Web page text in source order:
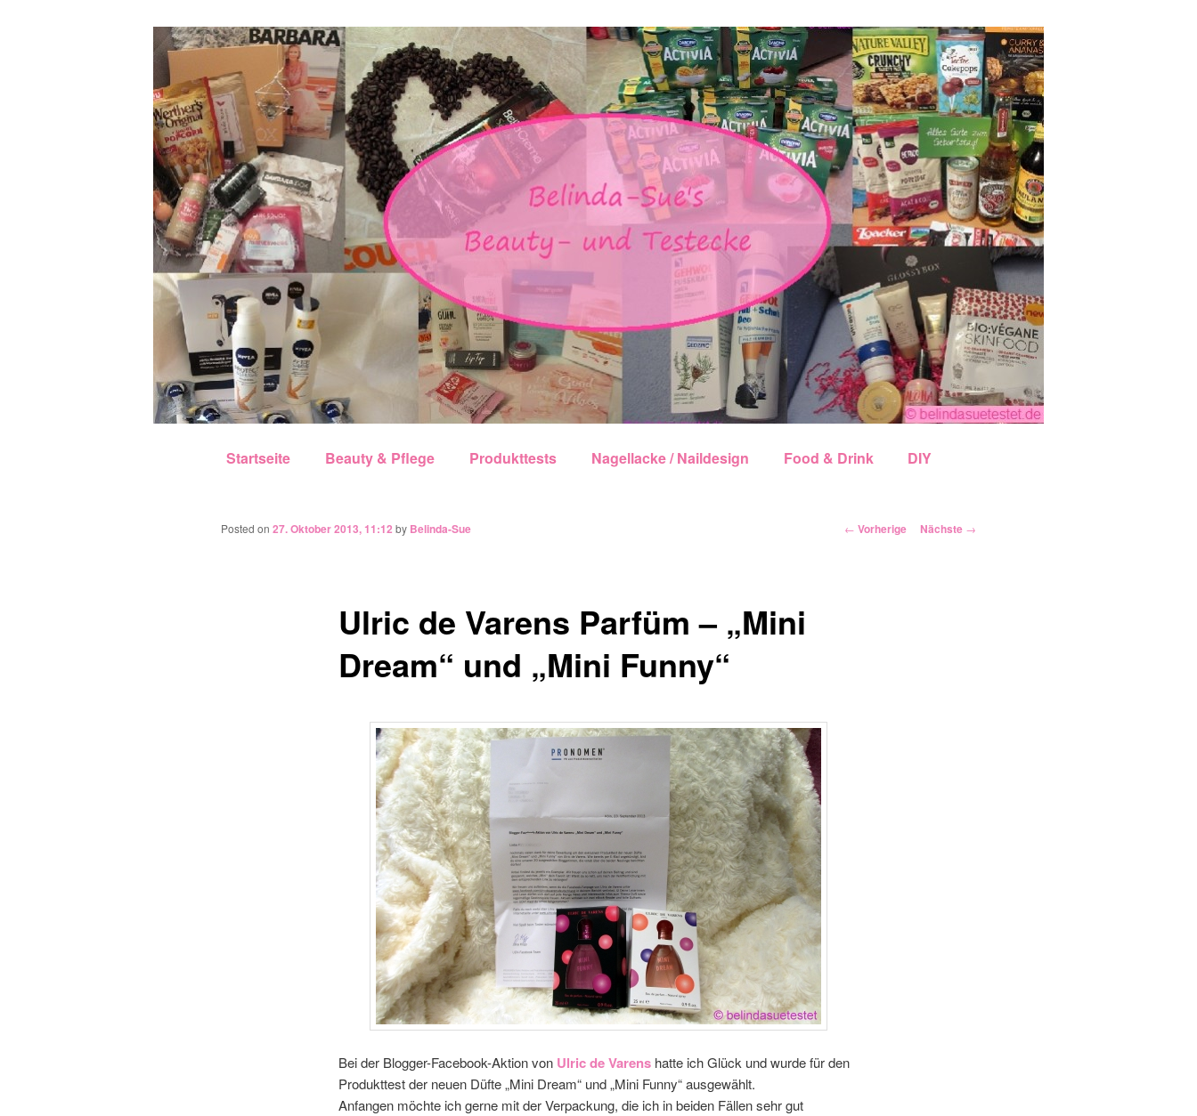
Zum Inhalt wechseln
Zum sekundären Inhalt wechseln
Startseite Beauty & Pflege Produkttests Nagellacke / Naildesign Food & Drink DIY
Artikelnavigation
← Vorherige Nächste →
Ulric de Varens Parfüm – „Mini
Dream“ und „Mini Funny“
Posted on 27. Oktober 2013, 11:12 by Belinda-Sue
Bei der Blogger-Facebook-Aktion von Ulric de Varenshatte ich Glück und wurde für den
Produkttest der neuen Düfte „Mini Dream“ und „Mini Funny“ ausgewählt.
Anfangen möchte ich gerne mit der Verpackung, die ich in beiden Fällen sehr gut